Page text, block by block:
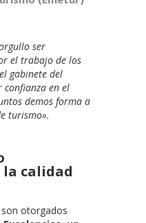
ser
el trabajo de los
gabinete del
confianza en el
demos forma a
turismo».
calidad
otorgados